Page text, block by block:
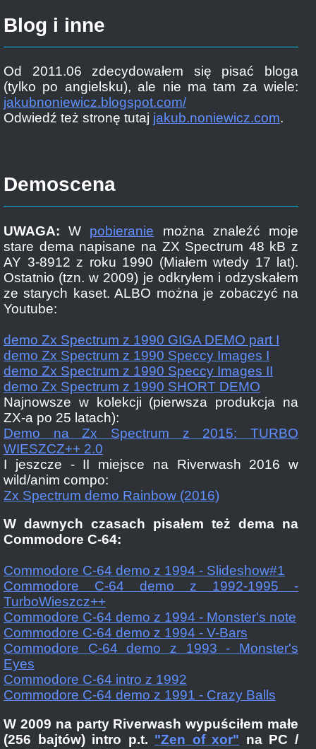
Blog i inne
Od 2011.06 zdecydowałem się pisać bloga
(tylko po angielsku), ale nie ma tam za wiele:
jakubnoniewicz.blogspot.com/
Odwiedź też stronę tutaj jakub.noniewicz.com.
Demoscena
UWAGA: W pobieranie można znaleźć moje
stare dema napisane na ZX Spectrum 48 kB z
AY 3-8912 z roku 1990 (Miałem wtedy 17 lat).
Ostatnio (tzn. w 2009) je odkryłem i odzyskałem
ze starych kaset. ALBO można je zobaczyć na
Youtube:
demo Zx Spectrum z 1990 GIGA DEMO part I
demo Zx Spectrum z 1990 Speccy Images I
demo Zx Spectrum z 1990 Speccy Images II
demo Zx Spectrum z 1990 SHORT DEMO
Najnowsze w kolekcji (pierwsza produkcja na
ZX-a po 25 latach):
Demo na Zx Spectrum z 2015: TURBO
WIESZCZ++ 2.0
I jeszcze - II miejsce na Riverwash 2016 w
wild/anim compo:
Zx Spectrum demo Rainbow (2016)
W dawnych czasach pisałem też dema na
Commodore C-64:
Commodore C-64 demo z 1994 - Slideshow#1
Commodore C-64 demo z 1992-1995 -
TurboWieszcz++
Commodore C-64 demo z 1994 - Monster's note
Commodore C-64 demo z 1994 - V-Bars
Commodore C-64 demo z 1993 - Monster's
Eyes
Commodore C-64 intro z 1992
Commodore C-64 demo z 1991 - Crazy Balls
W 2009 na party Riverwash wypuściłem małe
(256 bajtów) intro p.t. "Zen of xor" na PC /